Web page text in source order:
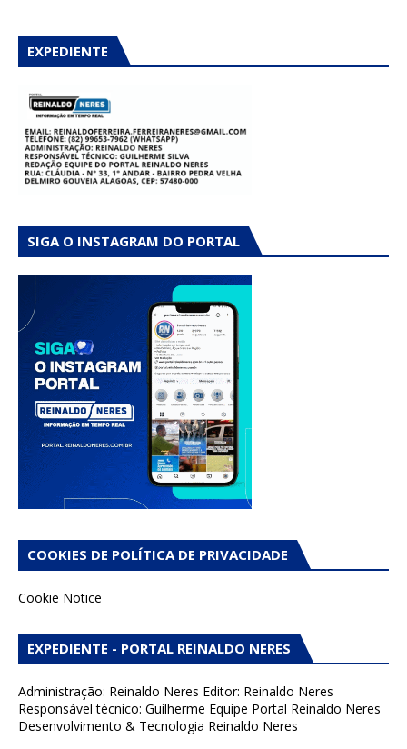
EXPEDIENTE
SIGA O INSTAGRAM DO PORTAL
COOKIES DE POLÍTICA DE PRIVACIDADE
Cookie Notice
EXPEDIENTE - PORTAL REINALDO NERES
Administração: Reinaldo Neres Editor: Reinaldo Neres
Responsável técnico: Guilherme Equipe Portal Reinaldo Neres
Desenvolvimento & Tecnologia Reinaldo Neres